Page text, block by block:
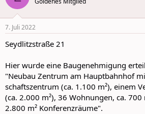
i
s
7. Juli 2022
Seydlitzstraße 21
Hier wurde eine Baugenehmigung
"Neubau Zentrum am Hauptbahnhof
schaftszentrum (ca. 1.100 m²), einem
(ca. 2.000 m²), 36 Wohnungen, ca. 700
2.800 m² Konferenzräume".